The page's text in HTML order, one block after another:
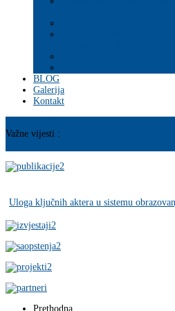
BLOG
Galerija
Kontakt
Važne vijesti :
Uloga ključnih aktera u sistemu
Prethodna